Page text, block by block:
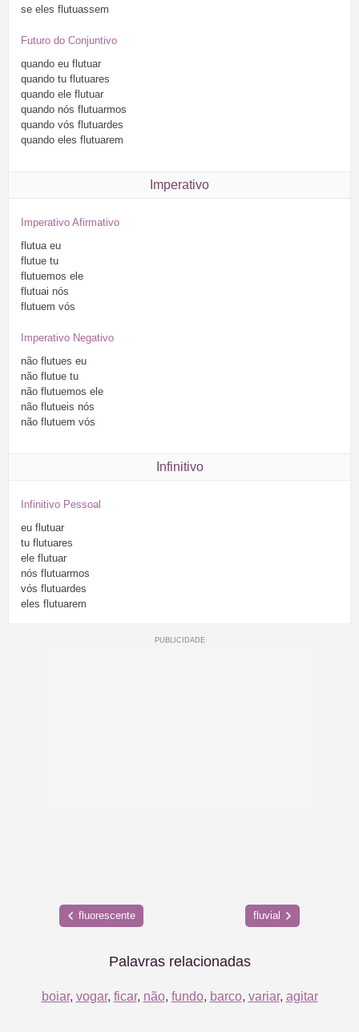
se eles flutuassem
Futuro do Conjuntivo
quando eu flutuar
quando tu flutuares
quando ele flutuar
quando nós flutuarmos
quando vós flutuardes
quando eles flutuarem
Imperativo
Imperativo Afirmativo
flutua eu
flutue tu
flutuemos ele
flutuai nós
flutuem vós
Imperativo Negativo
não flutues eu
não flutue tu
não flutuemos ele
não flutueis nós
não flutuem vós
Infinitivo
Infinitivo Pessoal
eu flutuar
tu flutuares
ele flutuar
nós flutuarmos
vós flutuardes
eles flutuarem
fluorescente fluvial
Palavras relacionadas
boiar, vogar, ficar, não, fundo, barco, variar, agitar